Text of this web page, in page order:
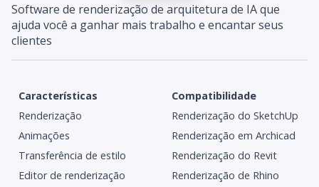
Software de renderização de arquitetura de IA que
ajuda você a ganhar mais trabalho e encantar seus
clientes
Características
Renderização
Animações
Transferência de estilo
Editor de renderização
Compatibilidade
Renderização do SketchUp
Renderização em Archicad
Renderização do Revit
Renderização de Rhino